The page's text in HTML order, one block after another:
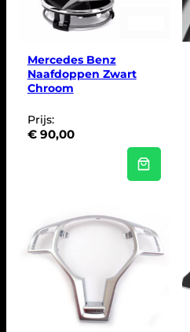
Mercedes Benz
Naafdoppen Zwart
Chroom
Prijs:
€90,00